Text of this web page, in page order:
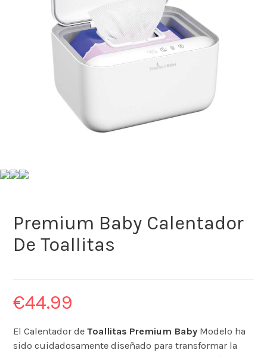
Premium Baby Calentador
De Toallitas
€44.99
El Calentador deToallitas Premium Baby Modelo ha
sido cuidadosamente diseñado para transformar la